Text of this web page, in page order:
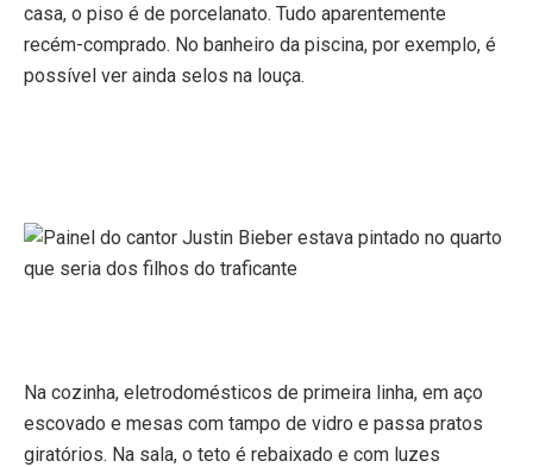
casa, o piso é de porcelanato. Tudo aparentemente
recém-comprado. No banheiro da piscina, por exemplo, é
possível ver ainda selos na louça.
Na cozinha, eletrodomésticos de primeira linha, em aço
escovado e mesas com tampo de vidro e passa pratos
giratórios. Na sala, o teto é rebaixado e com luzes